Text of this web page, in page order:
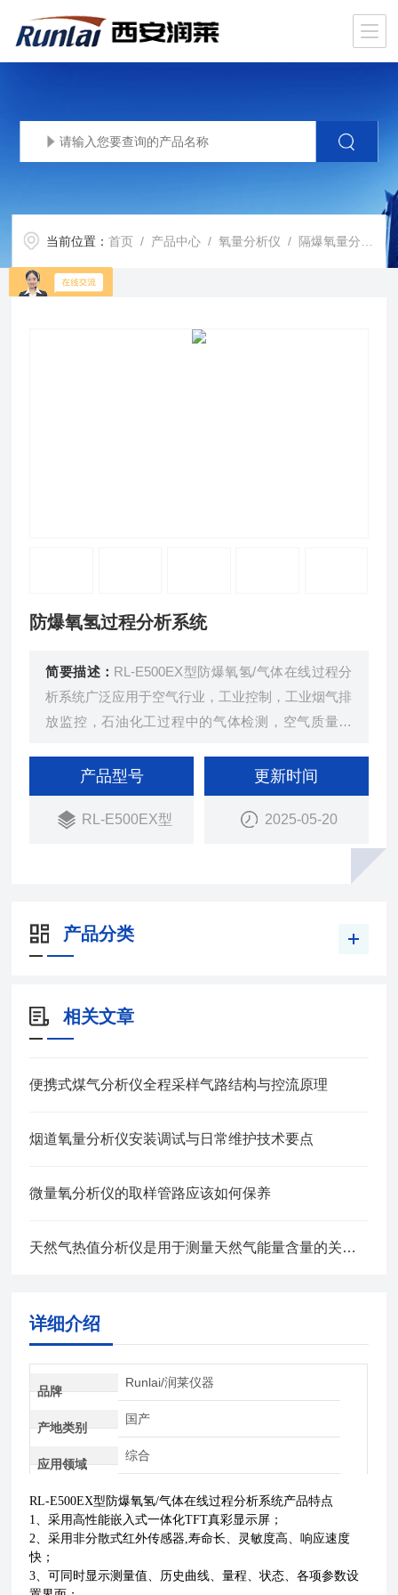
当前位置：首页 / 产品中心 /氧量分析仪 / 隔爆氧量分析仪系统
防爆氧氢过程分析系统
简要描述： RL-E500EX型防爆氧氢/气体在线过程分
析系统广泛应用于空气行业，工业控制，工业烟气排
放监控，石油化工过程中的气体检测，空气质量检
检测，工业流体焊接工艺中气体的检测。
产品型号
RL-E500EX型
更新时间
2025-05-20
产品分类
相关文章
便携式煤气分析仪全程采样气路结构与控流原理
烟道氧量分析仪安装调试与日常维护技术要点
微量氧分析仪的取样管路应该如何保养
天然气热值分析仪是用于测量天然气能量含量的关键设备
详细介绍
品牌
Runlai/润莱仪器
产地类别
国产
应用领域
综合
RL-E500EX型防爆氧氢/气体在线过程分析系统产品特点
1、采用高性能嵌入式一体化TFT真彩显示屏；
2、采用非分散式红外传感器,寿命长、灵敏度高、响应速度
快；
3、可同时显示测量值、历史曲线、量程、状态、各项参数设